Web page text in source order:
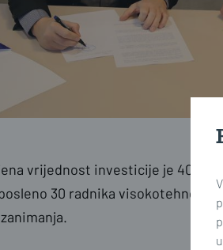
vrijednost investicije je 400 do
30 radnika